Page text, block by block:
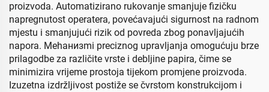
proizvoda. Automatizirano rukovanje smanjuje fizičku
napregnutost operatera, povećavajući sigurnost na radnom
mjestu i smanjujući rizik od povreda zbog ponavljajućih
napora. Mehанизmi preciznog upravljanja omogućuju brze
prilagodbe za različite vrste i debljine papira, čime se
minimizira vrijeme prostoja tijekom promjene proizvoda.
Izuzetna izdržljivost postiže se čvrstom konstrukcijom i